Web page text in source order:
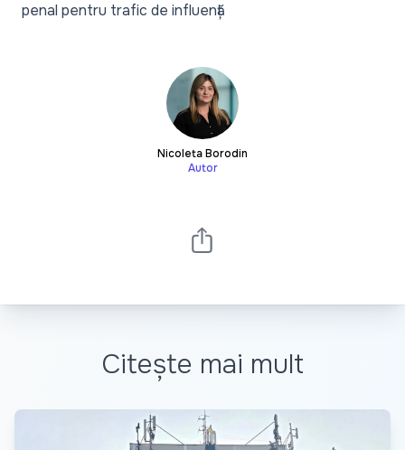
penal pentru trafic de influență
Nicoleta Borodin
Autor
Citește mai mult